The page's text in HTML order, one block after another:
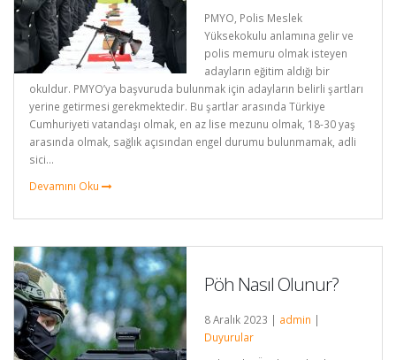
PMYO, Polis Meslek
Yüksekokulu anlamına gelir ve
polis memuru olmak isteyen
adayların eğitim aldığı bir
okuldur. PMYO’ya başvuruda bulunmak için adayların belirli şartları
yerine getirmesi gerekmektedir. Bu şartlar arasında Türkiye
Cumhuriyeti vatandaşı olmak, en az lise mezunu olmak, 18-30 yaş
arasında olmak, sağlık açısından engel durumu bulunmamak, adli
sici…
Devamını Oku
Pöh Nasıl Olunur?
8 Aralık 2023 | admin |
Duyurular